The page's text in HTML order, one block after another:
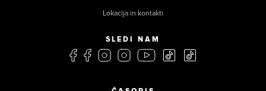
Lokacija in kontakti
SLEDI NAM